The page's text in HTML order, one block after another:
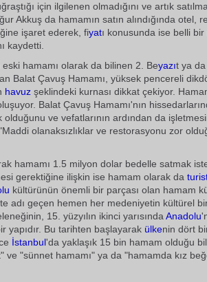
için ilgilenen olmadığını ve artık
Akkuş da hamamın satın alındığında
işaret ederek, fiyatı konusunda ise belli
kaydetti.
hamamı olarak da bilinen 2. Beyazıt ya
Balat Çavuş Hamamı, yüksek pencereli
havuz şeklindeki kurnası dikkat çekiyor.
Balat Çavuş Hamamı'nın
olduğunu ve vefatlarının ardından da
olanaksızlıklar ve restorasyonu zor
hamamı 1.5 milyon dolar bedelle satmak
gerektiğine ilişkin ise hamam olarak da
kültürünün önemli bir parçası olan hamam
adı geçen hemen her medeniyetin kültürel
15. yüzyılın ikinci yarısında Anadolu
yapıdır. Bu tarihten başlayarak ülkenin dört
İstanbul'da yaklaşık 15 bin hamam olduğu
ve "sünnet hamamı" ya da "hamamda kız